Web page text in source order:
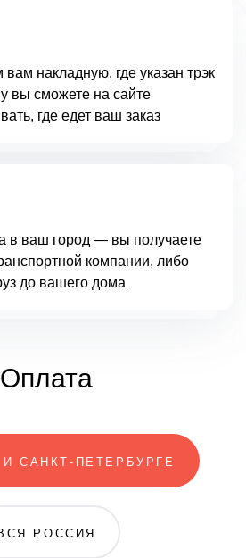
вам накладную, где указан трэк
вы сможете на сайте
где едет ваш заказ
в ваш город — вы получаете
компании, либо
до вашего дома
Оплата
САНКТ-ПЕТЕРБУРГЕ
РОССИЯ
картой происходит через
с использованием
карт следующих платёжных